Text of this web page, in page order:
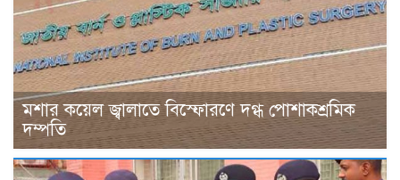
মশার কয়েল জ্বালাতে বিস্ফোরণে দগ্ধ পোশাকশ্রমিক
দম্পতি